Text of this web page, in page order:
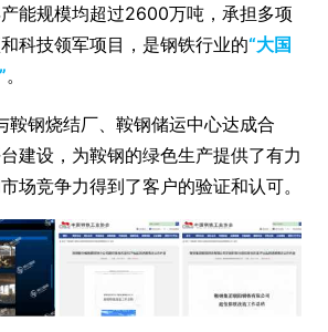
产能规模均超过2600万吨，承担多项
科技领军项目，是钢铁行业的“大国
。
鞍钢烧结厂、鞍钢储运中心达成合
建设，为鞍钢的绿色生产提供了有力
场竞争力得到了客户的验证和认可。